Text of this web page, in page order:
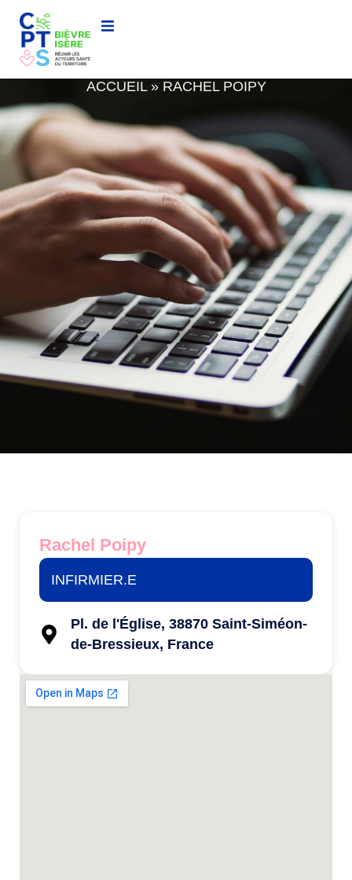
RACHEL POIPY
ACCUEIL» RACHEL POIPY
Rachel Poipy
INFIRMIER.E
Pl. de l'Église, 38870 Saint-Siméon-
de-Bressieux, France